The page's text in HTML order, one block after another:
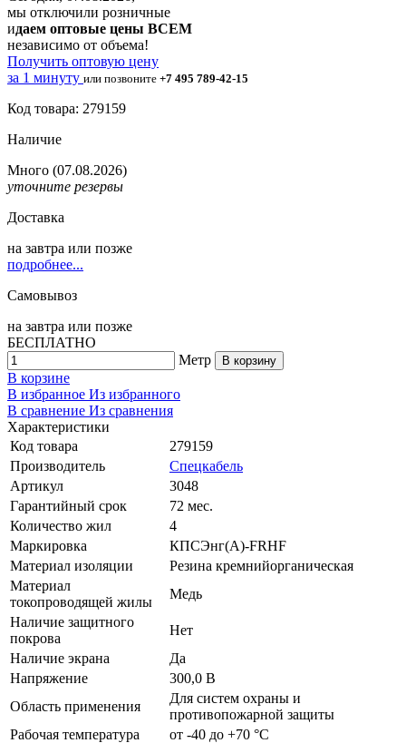
мы отключили розничные
идаем оптовые цены ВСЕМ
независимо от объема!
Получить оптовую цену
за 1 минуту или позвоните +7 495 789-42-15
Код товара: 279159
Наличие
Много (07.08.2026)
уточните резервы
Доставка
на завтра или позже
подробнее...
Самовывоз
на завтра или позже
БЕСПЛАТНО
Метр
В корзину
В корзине
В избранное Из избранного
В сравнение Из сравнения
Характеристики
Код товара
279159
Производитель
Спецкабель
Артикул
3048
Гарантийный срок
72 мес.
Количество жил
4
Маркировка
КПСЭнг(A)-FRHF
Материал изоляции
Резина кремнийорганическая
Материал
токопроводящей жилы
Медь
Наличие защитного
покрова
Нет
Наличие экрана
Да
Напряжение
300,0 В
Область применения
Для систем охраны и
противопожарной защиты
Рабочая температура
от -40 до +70 °C